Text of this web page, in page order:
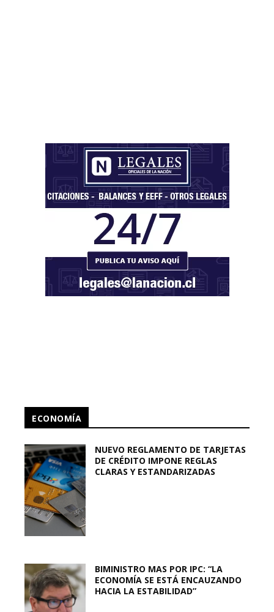
ECONOMÍA
NUEVO REGLAMENTO DE TARJETAS
DE CRÉDITO IMPONE REGLAS
CLARAS Y ESTANDARIZADAS
BIMINISTRO MAS POR IPC: “LA
ECONOMÍA SE ESTÁ ENCAUZANDO
HACIA LA ESTABILIDAD”